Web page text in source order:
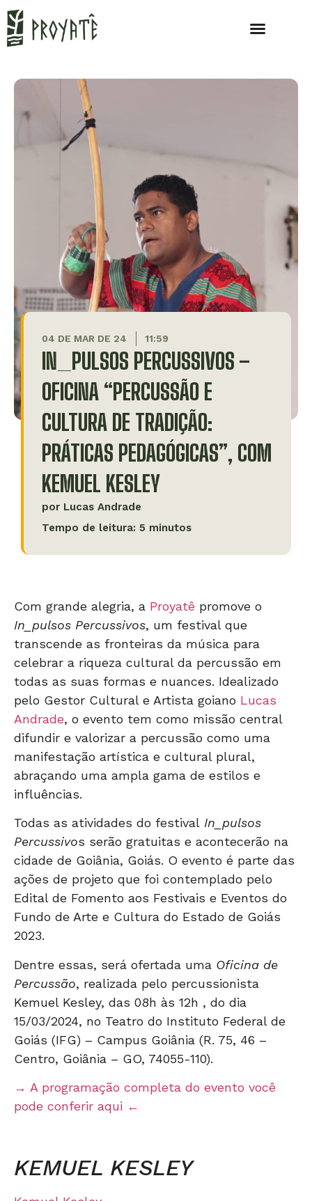
04 DE MAR DE 24 11:59
IN_PULSOS PERCUSSIVOS –
OFICINA “PERCUSSÃO E
CULTURA DE TRADIÇÃO:
PRÁTICAS PEDAGÓGICAS”, COM
KEMUEL KESLEY
por Lucas Andrade
Tempo de leitura: 5 minutos
Com grande alegria, a Proyatê promove o
In_pulsos Percussivos, um festival que
transcende as fronteiras da música para
celebrar a riqueza cultural da percussão em
todas as suas formas e nuances. Idealizado
pelo Gestor Cultural e Artista goiano Lucas
Andrade, o evento tem como missão central
difundir e valorizar a percussão como uma
manifestação artística e cultural plural,
abraçando uma ampla gama de estilos e
influências.
Todas as atividades do festival In_pulsos
Percussivos serão gratuitas e acontecerão na
cidade de Goiânia, Goiás. O evento é parte das
ações de projeto que foi contemplado pelo
Edital de Fomento aos Festivais e Eventos do
Fundo de Arte e Cultura do Estado de Goiás
2023.
Dentre essas, será ofertada uma Oficina de
Percussão, realizada pelo percussionista
Kemuel Kesley, das 08h às 12h , do dia
15/03/2024, no Teatro do Instituto Federal de
Goiás (IFG) – Campus Goiânia (R. 75, 46 –
Centro, Goiânia – GO, 74055-110).
→ A programação completa do evento você
pode conferir aqui ←
KEMUEL KESLEY